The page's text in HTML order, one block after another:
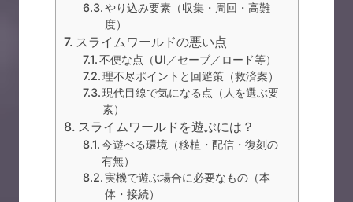
やり込み要素（収集・周回・高難
度）
スライムワールドの悪い点
不便な点（UI／セーブ／ロード等）
理不尽ポイントと回避策（救済案）
現代目線で気になる点（人を選ぶ要
素）
スライムワールドを遊ぶには？
今遊べる環境（移植・配信・復刻の
有無）
実機で遊ぶ場合に必要なもの（本
体・接続）